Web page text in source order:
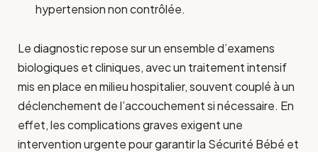
hypertension non contrôlée.
Le diagnostic repose sur un ensemble d’examens
biologiques et cliniques, avec un traitement intensif
mis en place en milieu hospitalier, souvent couplé à un
déclenchement de l’accouchement si nécessaire. En
effet, les complications graves exigent une
intervention urgente pour garantir la Sécurité Bébé et